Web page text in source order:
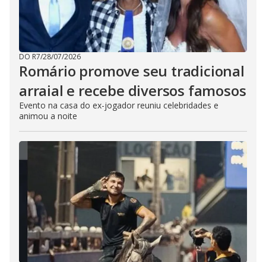
DO R7/28/07/2026
Romário promove seu tradicional
arraial e recebe diversos famosos
Evento na casa do ex-jogador reuniu celebridades e
animou a noite